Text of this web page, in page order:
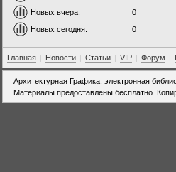
Новых вчера:
0
Новых сегодня:
0
Главная | Новости | Статьи | VIP | Форум |
Архитектурная Графика: электронная
Материалы предоставлены бесплатно.